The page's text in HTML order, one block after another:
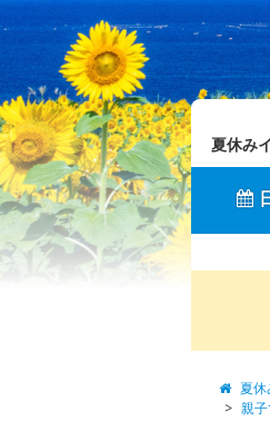
夏休み
夏
親